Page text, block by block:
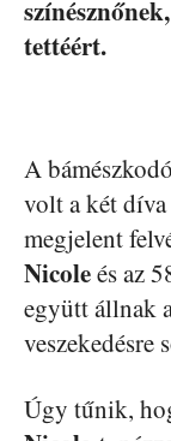
tettéért.
A
volt a két
megjelent
Nicoleés az
együtt állnak
veszekedésre
Úgy tűnik,